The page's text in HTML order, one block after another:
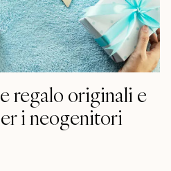
regalo originali e
i neogenitori